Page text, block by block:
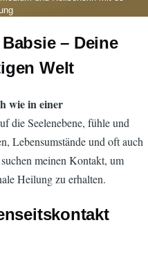
– Deine
Welt
wie in einer
die Seelenebene, fühle und
Lebensumstände und oft auch
meinen Kontakt, um
Heilung zu erhalten.